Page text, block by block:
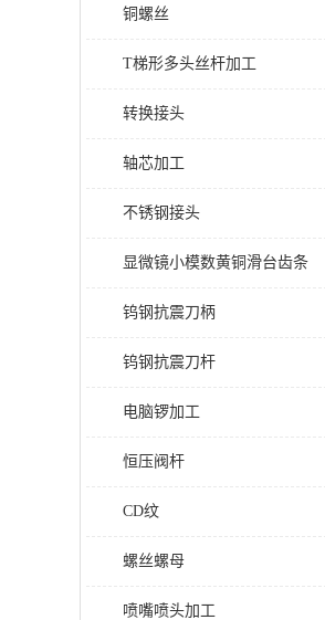
铜螺丝
T梯形多头丝杆加工
转换接头
轴芯加工
不锈钢接头
显微镜小模数黄铜滑台齿条
钨钢抗震刀柄
钨钢抗震刀杆
电脑锣加工
恒压阀杆
CD纹
螺丝螺母
喷嘴喷头加工